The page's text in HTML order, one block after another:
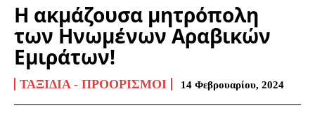
Η ακμάζουσα μητρόπολη
των Ηνωμένων Αραβικών
Εμιράτων!
ΤΑΞΊΔΙΑ - ΠΡΟΟΡΙΣΜΟΊ 14 Φεβρουαρίου, 2024